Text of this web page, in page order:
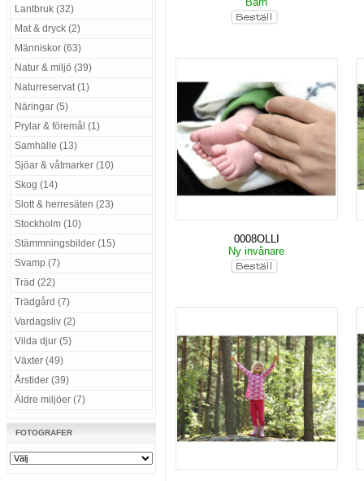
Lantbruk (32)
Mat & dryck (2)
Människor (63)
Natur & miljö (39)
Naturreservat (1)
Näringar (5)
Prylar & föremål (1)
Samhälle (13)
Sjöar & våtmarker (10)
Skog (14)
Slott & herresäten (23)
Stockholm (10)
Stämmningsbilder (15)
Svamp (7)
Träd (22)
Trädgård (7)
Vardagsliv (2)
Vilda djur (5)
Växter (49)
Årstider (39)
Äldre miljöer (7)
FOTOGRAFER
0008OLLI
Ny invånare